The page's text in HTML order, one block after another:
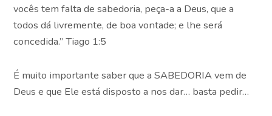
vocês tem falta de sabedoria, peça-a a Deus, que a
todos dá livremente, de boa vontade; e lhe será
concedida.” Tiago 1:5
É muito importante saber que a SABEDORIA vem de
Deus e que Ele está disposto a nos dar… basta pedir…